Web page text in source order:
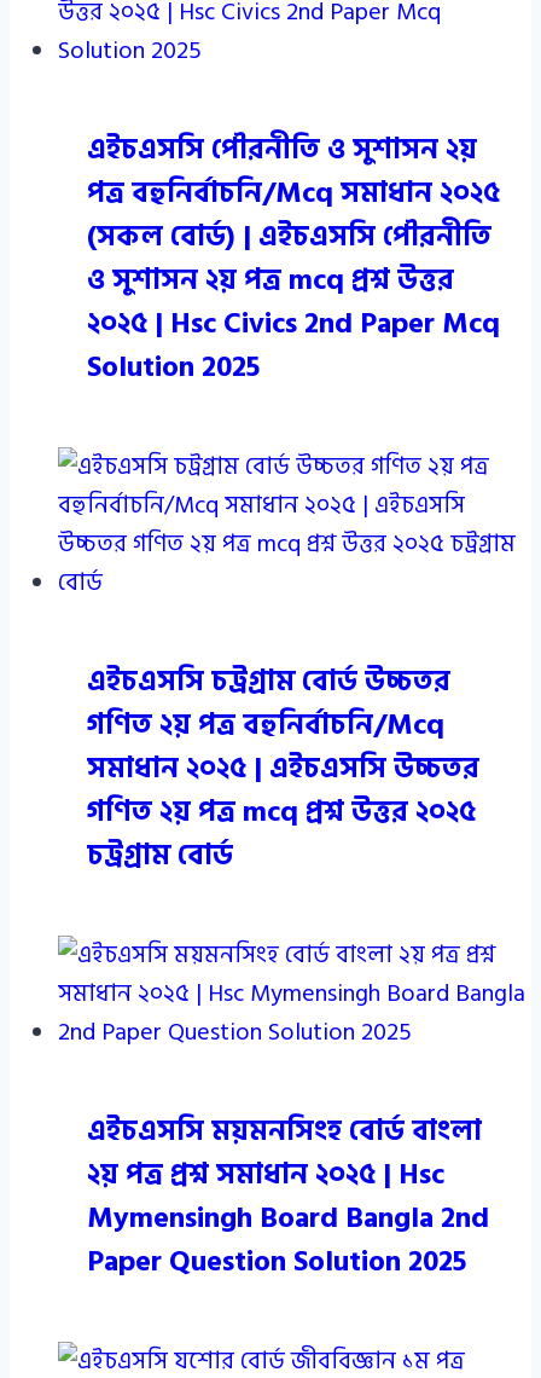
এইচএসসি পৌরনীতি ও সুশাসন ২য়
পত্র বহুনির্বাচনি/Mcq সমাধান ২০২৫
(সকল বোর্ড) | এইচএসসি পৌরনীতি
ও সুশাসন ২য় পত্র mcq প্রশ্ন উত্তর
২০২৫ | Hsc Civics 2nd Paper Mcq
Solution 2025
এইচএসসি চট্রগ্রাম বোর্ড উচ্চতর
গণিত ২য় পত্র বহুনির্বাচনি/Mcq
সমাধান ২০২৫ | এইচএসসি উচ্চতর
গণিত ২য় পত্র mcq প্রশ্ন উত্তর ২০২৫
চট্রগ্রাম বোর্ড
এইচএসসি ময়মনসিংহ বোর্ড বাংলা
২য় পত্র প্রশ্ন সমাধান ২০২৫ | Hsc
Mymensingh Board Bangla 2nd
Paper Question Solution 2025